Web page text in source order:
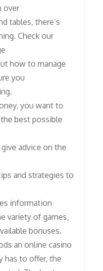
over
tables, there’s
Check our
how to manage
you
you want to
best possible
advice on the
and strategies to
information
variety of games,
bonuses.
an online casino
has to offer, the